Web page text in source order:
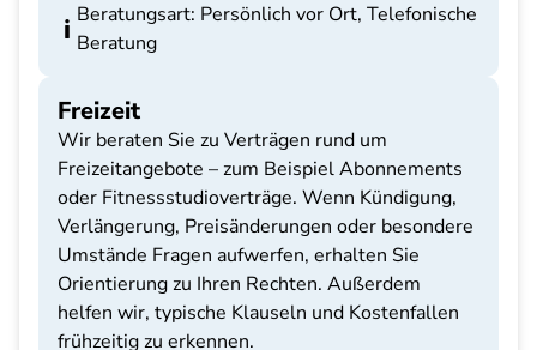
Beratungsart: Persönlich vor Ort, Telefonische
Beratung
Freizeit
Wir beraten Sie zu Verträgen rund um
Freizeitangebote – zum Beispiel Abonnements
oder Fitnessstudioverträge. Wenn Kündigung,
Verlängerung, Preisänderungen oder besondere
Umstände Fragen aufwerfen, erhalten Sie
Orientierung zu Ihren Rechten. Außerdem
helfen wir, typische Klauseln und Kostenfallen
frühzeitig zu erkennen.